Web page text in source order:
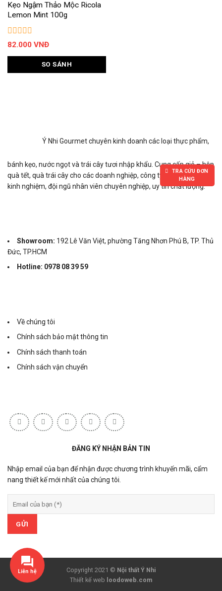
Kẹo Ngậm Thảo Mộc Ricola
Lemon Mint 100g
82.000VNĐ
SO SÁNH
Ý Nhi Gourmet chuyên kinh doanh các loại thực phẩm,
bánh kẹo, nước ngọt và trái cây tươi nhập khẩu. Cung cấp giỏ – hộp
quà tết, quà trái cây cho các doanh nghiệp, công ty,… Với nhiều năm
kinh nghiệm, đội ngũ nhân viên chuyên nghiệp, uy tín chất lượng.
Showroom: 192 Lê Văn Việt, phường Tăng Nhơn Phú B, TP. Thủ
Đức, TP.HCM
Hotline: 0978 08 39 59
TRA CỨU ĐƠN
HÀNG
Về chúng tôi
Chính sách bảo mật thông tin
Chính sách thanh toán
Chính sách vận chuyển
ĐĂNG KÝ NHẬN BẢN TIN
Nhập email của bạn để nhận được chương trình khuyến mãi, cẩm
nang thiết kế mới nhất của chúng tôi.
Copyright 2021 © Nội thất Ý Nhi
Thiết kế web loodoweb.com
Liên hệ